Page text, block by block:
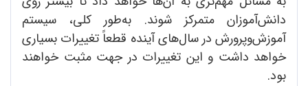
دانش‌آموزان متمرکز شوند. به‌طور کلی، سیستم
آموزش‌وپرورش در سال‌های آینده قطعاً تغییرات بسیاری
خواهد داشت و این تغییرات در جهت مثبت خواهند
بود.